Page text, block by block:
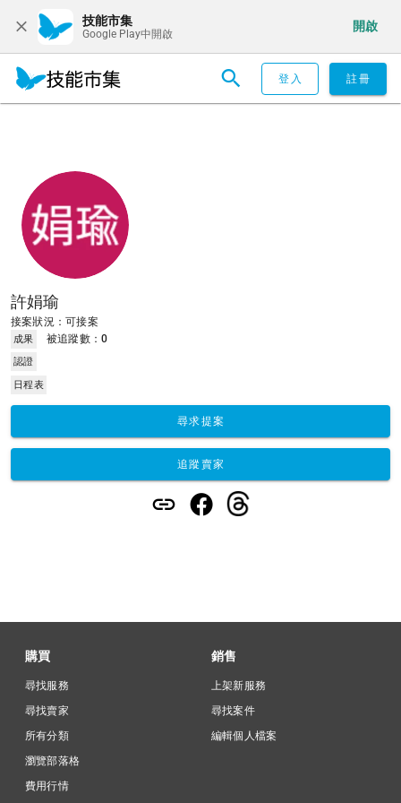
技能市集
Google Play中開啟
開啟
登入 註冊
許娟瑜
接案狀況：可接案
成果 被追蹤數：0
認證
日程表
尋求提案
追蹤賣家
購買
尋找服務
尋找賣家
所有分類
瀏覽部落格
費用行情
銷售
上架新服務
尋找案件
編輯個人檔案